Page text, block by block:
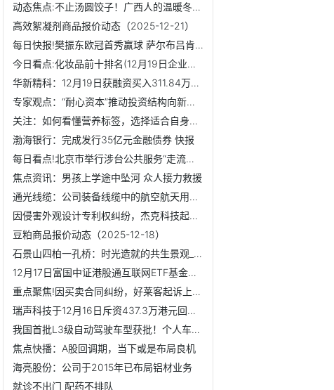
动态焦点:不止汤圆饺子！广西人的温暖冬至，还藏着多少香甜美...
高效絮凝剂商品报价动态（2025-12-21）
每日快报!樊振东欧冠首秀赢球 萨尔布吕肯乒乓球队挺进八强
今日看点:化妆品前十排名(12月19日企业成交量排名前十名)
华新精科：12月19日获融资买入311.84万元_速递
专家观点：“耐心资本”推动投资结构向新质生产力集中
关注：如何看懂营养标签，选择适合自身的食品？国家卫健委介绍
渤海银行：完成发行35亿元金融债券 快报
每日看点!北京市举行涉台公共服务“走流程”成果展示
焦点资讯：男孩上学途中坠河 众人接力救援
通光线缆：公司装备线缆中的航空航天用耐高温电缆产品符合机...
因侵害外观设计专利权纠纷，杰克科技起诉台州市豪森缝纫机厂...
豆粕商品报价动态（2025-12-18）
石景山四柏一孔桥：时光造就的共生景观_新视野
12月17日富国中证港股通互联网ETF基金份额增加11.25亿份，重...
重点聚焦!因买卖合同纠纷，好莱客起诉上海佰卓装饰工程有限公司
瑞声科技于12月16日斥资437.3万港元回购11.45万股
我国首批L3级自动驾驶车型获批！个人车主能开上吗 专家回应...
焦点快播：A股回调期，当下或是布局良机
海亮股份：公司于2015年已布局铝材业务
就诊不出门 配药不排队